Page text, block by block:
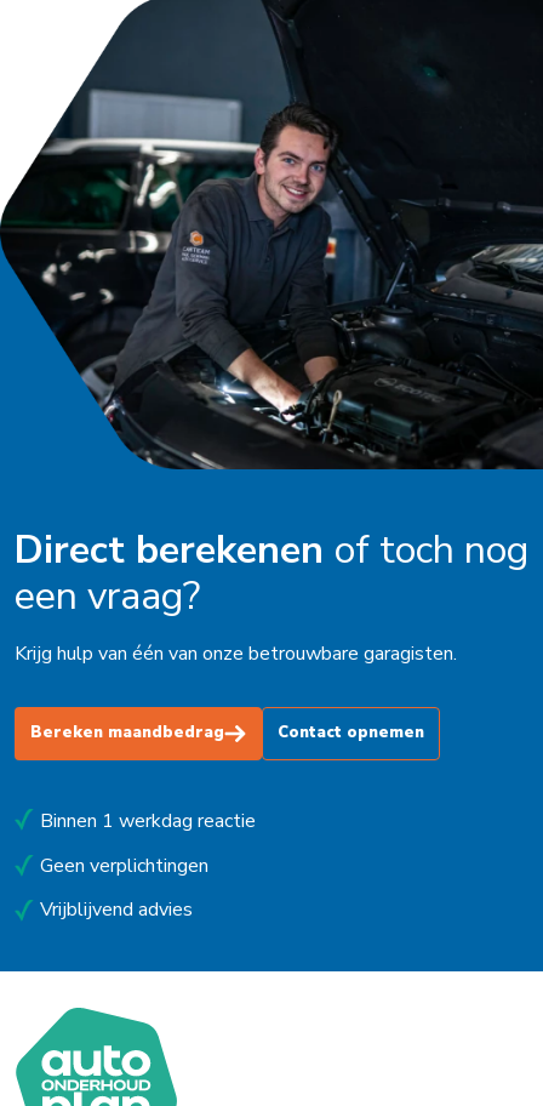
Direct berekenen of toch nog
een vraag?
Krijg hulp van één van onze betrouwbare garagisten.
Bereken maandbedrag Contact opnemen
Binnen 1 werkdag reactie
Geen verplichtingen
Vrijblijvend advies